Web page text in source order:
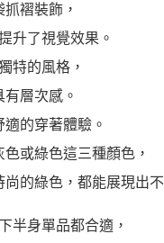
褶裝飾，
升了視覺效果。
特的風格，
層次感。
的穿著體驗。
或綠色這三種顏色，
的綠色，都能展現出不
半身單品都合適，